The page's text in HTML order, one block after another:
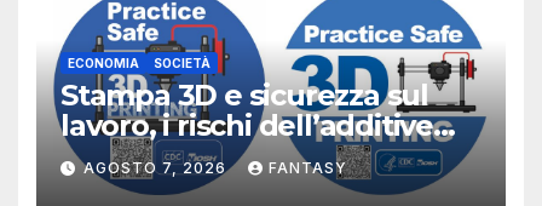
ECONOMIA SOCIETÀ
Stampa 3D e sicurezza sul
lavoro, i rischi dell’additive
manufacturing secondo
NIOSH
AGOSTO 7, 2026 FANTASY